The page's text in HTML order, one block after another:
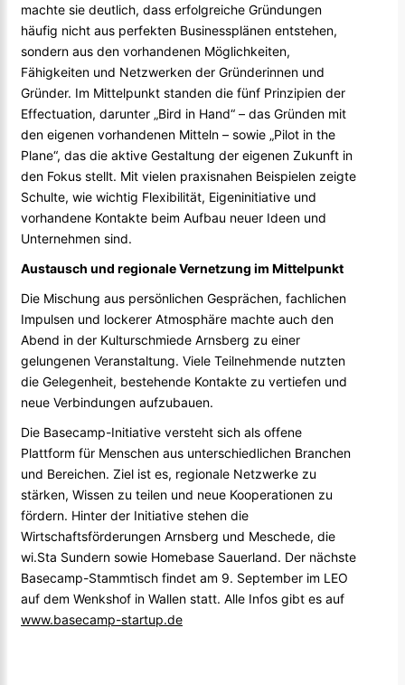
machte sie deutlich, dass erfolgreiche Gründungen
häufig nicht aus perfekten Businessplänen entstehen,
sondern aus den vorhandenen Möglichkeiten,
Fähigkeiten und Netzwerken der Gründerinnen und
Gründer. Im Mittelpunkt standen die fünf Prinzipien der
Effectuation, darunter „Bird in Hand“ – das Gründen mit
den eigenen vorhandenen Mitteln – sowie „Pilot in the
Plane“, das die aktive Gestaltung der eigenen Zukunft in
den Fokus stellt. Mit vielen praxisnahen Beispielen zeigte
Schulte, wie wichtig Flexibilität, Eigeninitiative und
vorhandene Kontakte beim Aufbau neuer Ideen und
Unternehmen sind.
Austausch und regionale Vernetzung im Mittelpunkt
Die Mischung aus persönlichen Gesprächen, fachlichen
Impulsen und lockerer Atmosphäre machte auch den
Abend in der Kulturschmiede Arnsberg zu einer
gelungenen Veranstaltung. Viele Teilnehmende nutzten
die Gelegenheit, bestehende Kontakte zu vertiefen und
neue Verbindungen aufzubauen.
Die Basecamp-Initiative versteht sich als offene
Plattform für Menschen aus unterschiedlichen Branchen
und Bereichen. Ziel ist es, regionale Netzwerke zu
stärken, Wissen zu teilen und neue Kooperationen zu
fördern. Hinter der Initiative stehen die
Wirtschaftsförderungen Arnsberg und Meschede, die
wi.Sta Sundern sowie Homebase Sauerland. Der nächste
Basecamp-Stammtisch findet am 9. September im LEO
auf dem Wenkshof in Wallen statt. Alle Infos gibt es auf
www.basecamp-startup.de